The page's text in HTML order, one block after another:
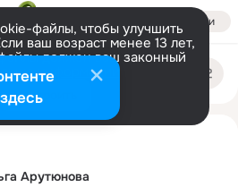
Войти
файлы, чтобы улучшить
ваш возраст менее 13 лет,
должен ваш законный
информации
Настроить
Арутюнова